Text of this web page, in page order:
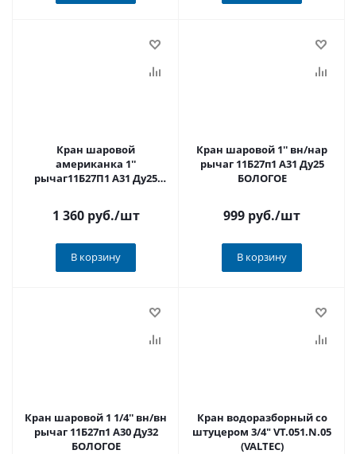
Кран шаровой
американка 1''
рычаг11Б27П1 А31 Ду25
1 360 руб./шт
В корзину
Кран шаровой 1'' вн/нар
рычаг 11Б27п1 А31 Ду25
БОЛОГОЕ
999 руб./шт
В корзину
Кран шаровой 1 1/4'' вн/вн
рычаг 11Б27п1 А30 Ду32
БОЛОГОЕ
Кран водоразборный со
штуцером 3/4" VT.051.N.05
(VALTEC)